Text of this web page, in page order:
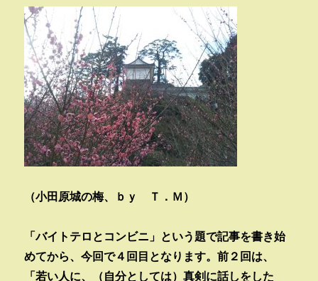
（小田原城の梅、ｂｙ Ｔ．Ｍ）
「バイトテロとコンビニ」という題で記事を書き始
めてから、今回で４回目となります。前２回は、
「若い人に、（自分としては）真剣に話しをした